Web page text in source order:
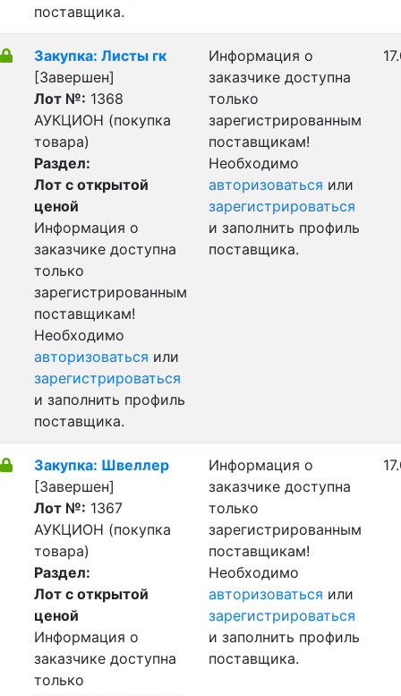
поставщика.
Закупка: Листы гк
[Завершен]
Лот №: 1368
АУКЦИОН (покупка
товара)
Раздел:
Лот с открытой
ценой
Информация о
заказчике доступна
только
зарегистрированным
поставщикам!
Необходимо
авторизоваться или
зарегистрироваться
и заполнить профиль
поставщика.
Информация о
заказчике доступна
только
зарегистрированным
поставщикам!
Необходимо
авторизоваться или
зарегистрироваться
и заполнить профиль
поставщика.
Закупка: Швеллер
[Завершен]
Лот №: 1367
АУКЦИОН (покупка
товара)
Раздел:
Лот с открытой
ценой
Информация о
заказчике доступна
только
Информация о
заказчике доступна
только
зарегистрированным
поставщикам!
Необходимо
авторизоваться или
зарегистрироваться
и заполнить профиль
поставщика.